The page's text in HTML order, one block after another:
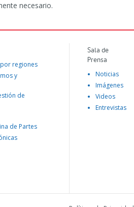
necesario.
regiones
y
de
de Partes
Sala de
Prensa
Noticias
Imágenes
Videos
Entrevistas